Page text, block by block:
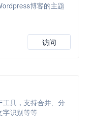
博客的主题
访问
具，支持合并、分
字识别等等